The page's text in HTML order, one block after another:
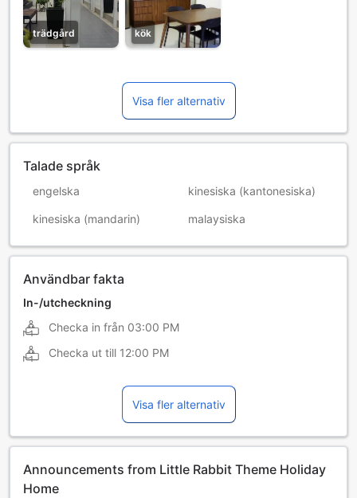
trädgård kök
Visa fler alternativ
Talade språk
engelska kinesiska (kantonesiska)
kinesiska (mandarin) malaysiska
Användbar fakta
In-/utcheckning
Checka in från 03:00 PM
Checka ut till 12:00 PM
Visa fler alternativ
Announcements from Little Rabbit Theme Holiday
Home